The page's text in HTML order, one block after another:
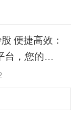
台，您的投